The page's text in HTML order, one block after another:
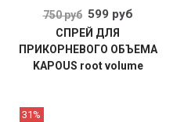
750 руб 599 руб
СПРЕЙ ДЛЯ
ПРИКОРНЕВОГО ОБЪЕМА
KAPOUS root volume
31%